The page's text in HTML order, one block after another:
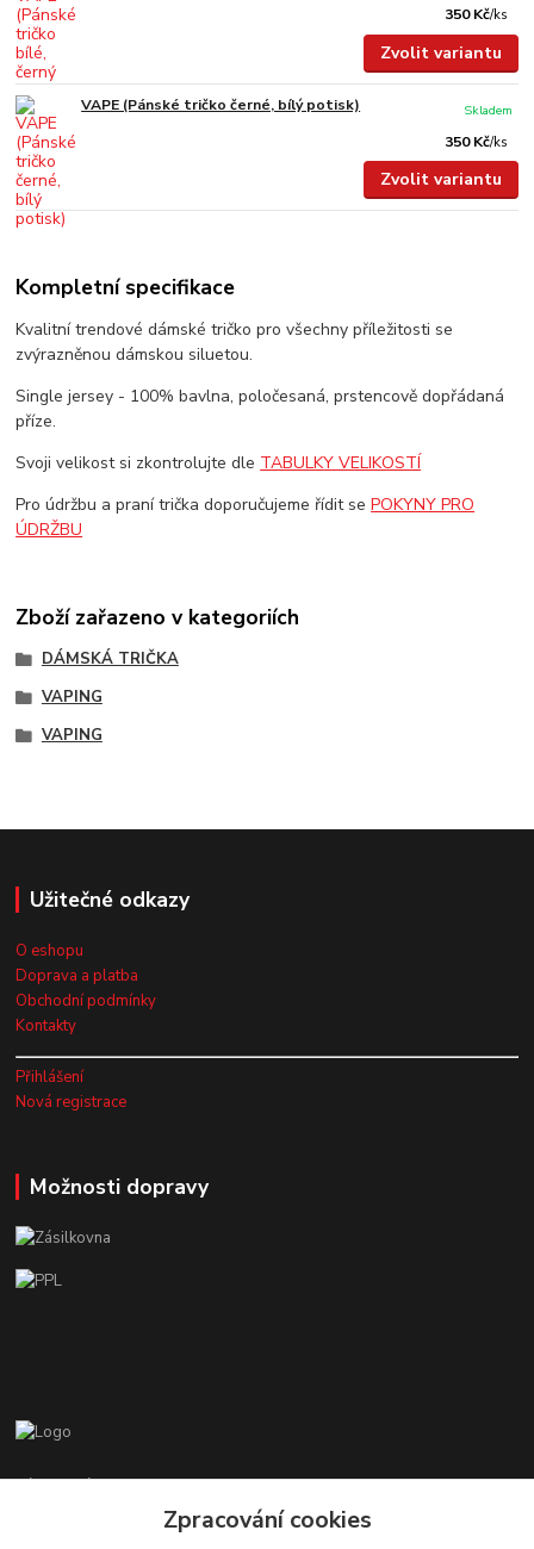
350 Kč/ks
Zvolit variantu
VAPE (Pánské tričko černé, bílý potisk)
350 Kč/ks
Skladem
Zvolit variantu
Kompletní specifikace
Kvalitní trendové dámské tričko pro všechny příležitosti se
zvýrazněnou dámskou siluetou.
Single jersey - 100% bavlna, poločesaná, prstencově dopřádaná
příze.
Svoji velikost si zkontrolujte dle TABULKY VELIKOSTÍ
Pro údržbu a praní trička doporučujeme řídit sePOKYNY PRO
ÚDRŽBU
Zboží zařazeno v kategoriích
DÁMSKÁ TRIČKA
VAPING
VAPING
Užitečné odkazy
O eshopu
Doprava a platba
Obchodní podmínky
Kontakty
Přihlášení
Nová registrace
Možnosti dopravy
Zákaznická podpora EshopMB.cz
+420 606 622 002Zpracování cookies